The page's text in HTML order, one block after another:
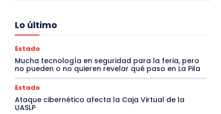
Lo último
Estado
Mucha tecnología en seguridad para la feria, pero
no pueden o no quieren revelar qué paso en La Pila
Estado
Ataque cibernético afecta la Caja Virtual de la
UASLP